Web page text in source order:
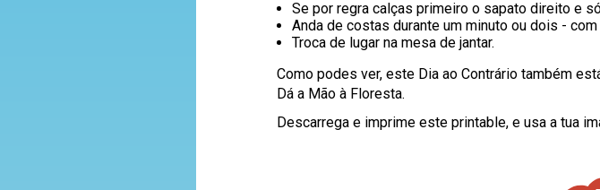
Se por regra calças primeiro o sapato direito e
Anda de costas durante um minuto ou dois -
Troca de lugar na mesa de jantar.
Como podes ver, este Dia ao Contrário também
Dá a Mão à Floresta.
Descarrega e imprime este printable, e usa a tua